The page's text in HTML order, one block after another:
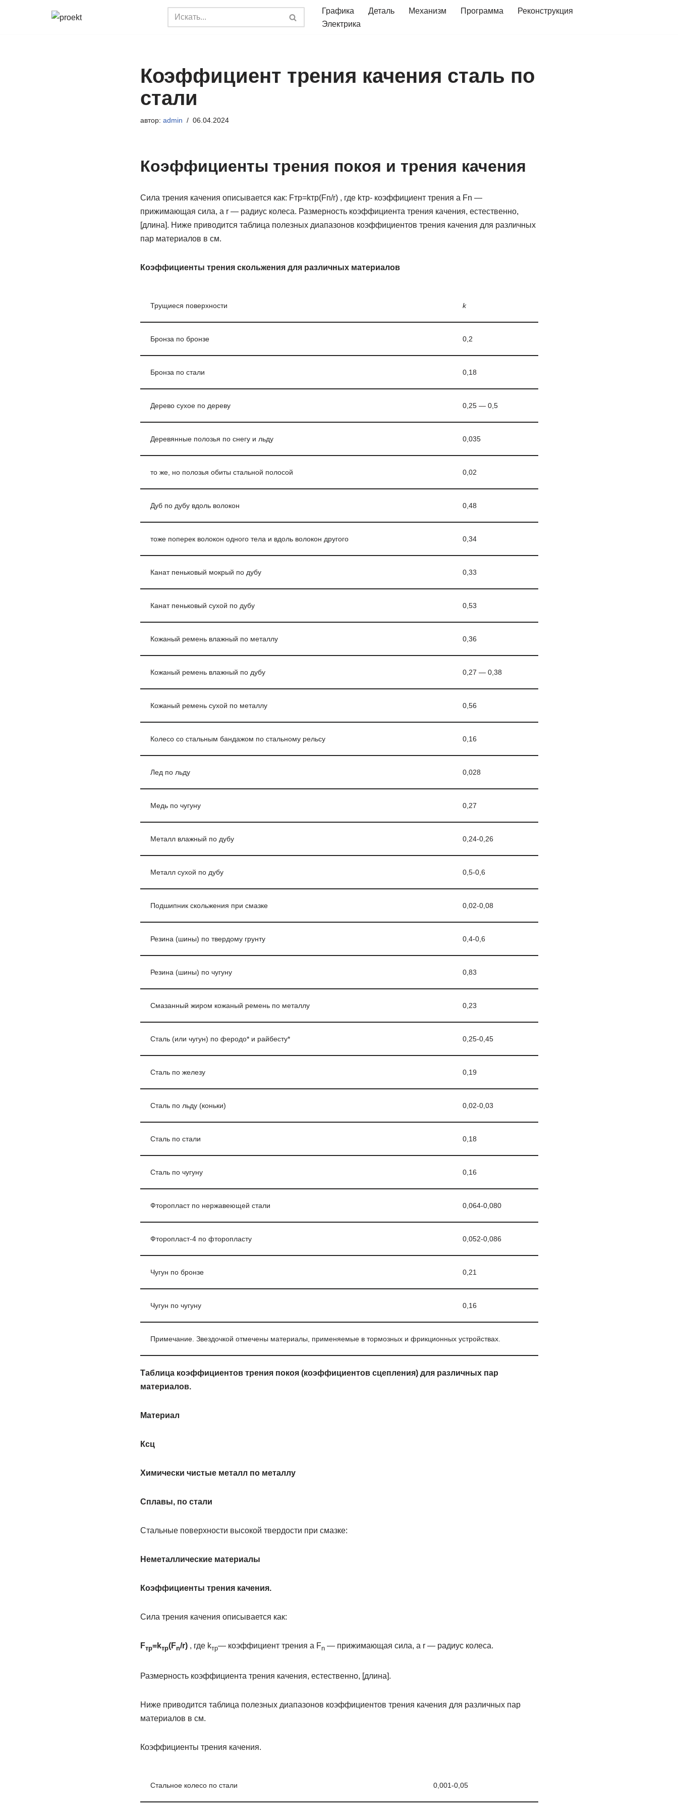
Графика Деталь Механизм Программа
Реконструкция
Электрика
Коэффициент трения качения сталь по
стали
автор: admin 06.04.2024
Коэффициенты трения покоя и трения качения
Сила трения качения описывается как: Fтр=kтр(Fn/r) , где kтр- коэффициент трения а Fn —
прижимающая сила, а r — радиус колеса. Размерность коэффициента трения качения, естественно,
[длина]. Ниже приводится таблица полезных диапазонов коэффициентов трения качения для различных
пар материалов в см.
Коэффициенты трения скольжения для различных материалов
Трущиеся поверхности k
Бронза по бронзе 0,2
Бронза по стали 0,18
Дерево сухое по дереву 0,25 — 0,5
Деревянные полозья по снегу и льду 0,035
то же, но полозья обиты стальной полосой 0,02
Дуб по дубу вдоль волокон 0,48
тоже поперек волокон одного тела и вдоль волокон другого 0,34
Канат пеньковый мокрый по дубу 0,33
Канат пеньковый сухой по дубу 0,53
Кожаный ремень влажный по металлу 0,36
Кожаный ремень влажный по дубу 0,27 — 0,38
Кожаный ремень сухой по металлу 0,56
Колесо со стальным бандажом по стальному рельсу 0,16
Лед по льду 0,028
Медь по чугуну 0,27
Металл влажный по дубу 0,24-0,26
Металл сухой по дубу 0,5-0,6
Подшипник скольжения при смазке 0,02-0,08
Резина (шины) по твердому грунту 0,4-0,6
Резина (шины) по чугуну 0,83
Смазанный жиром кожаный ремень по металлу 0,23
Сталь (или чугун) по феродо* и райбесту* 0,25-0,45
Сталь по железу 0,19
Сталь по льду (коньки) 0,02-0,03
Сталь по стали 0,18
Сталь по чугуну 0,16
Фторопласт по нержавеющей стали 0,064-0,080
Фторопласт-4 по фторопласту 0,052-0,086
Чугун по бронзе 0,21
Чугун по чугуну 0,16
Примечание. Звездочкой отмечены материалы, применяемые в тормозных и фрикционных устройствах.
Таблица коэффициентов трения покоя (коэффициентов сцепления) для различных пар
материалов.
Материал
Ксц
Химически чистые металл по металлу
Сплавы, по стали
Стальные поверхности высокой твердости при смазке:
Неметаллические материалы
Коэффициенты трения качения.
Сила трения качения описывается как:
Fтр=kтр(Fn/r), где kтр— коэффициент трения а Fn— прижимающая сила, а r — радиус колеса.
Размерность коэффициента трения качения, естественно, [длина].
Ниже приводится таблица полезных диапазонов коэффициентов трения качения для различных пар
материалов в см.
Коэффициенты трения качения.
Стальное колесо по стали 0,001-0,05